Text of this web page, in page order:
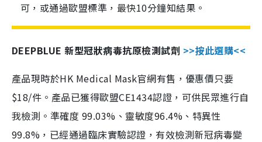
可，或通過歐盟標準，最快10分鐘知結果。
DEEPBLUE 新型冠狀病毒抗原檢測試劑 >>按此選購<<
產品現時於HK Medical Mask官網有售，優惠價只要
$18/件。產品已獲得歐盟CE1434認證，可供民眾進行自
我檢測。準確度 99.03%、靈敏度96.4%、特異性
99.8%，已經通過臨床實驗認證，有效檢測新冠病毒變